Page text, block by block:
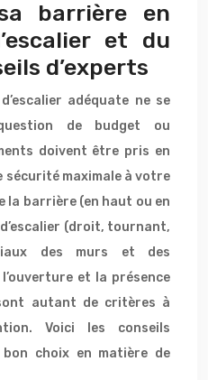
barrière en
et du
d’experts
adéquate ne se
de budget ou
doivent être pris en
sécurité maximale à votre
la barrière (en haut ou en
d’escalier (droit, tournant,
des murs et des
et la présence
autant de critères à
Voici les conseils
choix en matière de